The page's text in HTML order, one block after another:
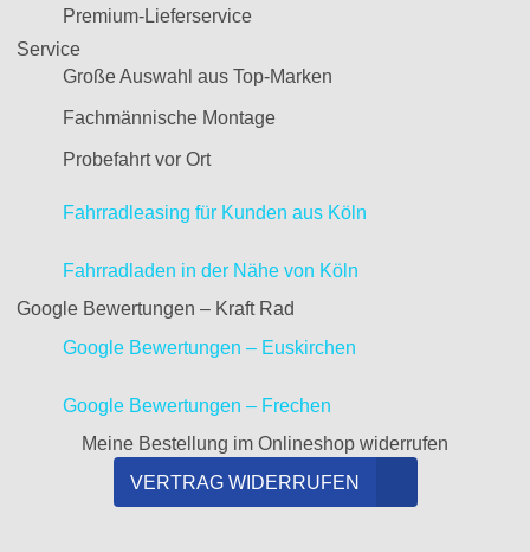
Premium-Lieferservice
Service
Große Auswahl aus Top-Marken
Fachmännische Montage
Probefahrt vor Ort
Fahrradleasing für Kunden aus Köln
Fahrradladen in der Nähe von Köln
Google Bewertungen – Kraft Rad
Google Bewertungen – Euskirchen
Google Bewertungen – Frechen
Meine Bestellung im Onlineshop widerrufen
VERTRAG WIDERRUFEN